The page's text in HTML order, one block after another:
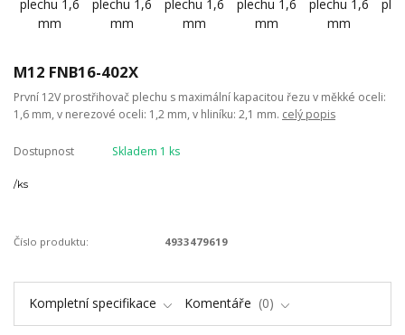
M12 FNB16-402X
První 12V prostřihovač plechu s maximální kapacitou řezu v měkké oceli:
1,6 mm, v nerezové oceli: 1,2 mm, v hliníku: 2,1 mm. celý popis
Dostupnost Skladem 1 ks
/ks
Číslo produktu: 4933479619
Kompletní specifikace Komentáře 0